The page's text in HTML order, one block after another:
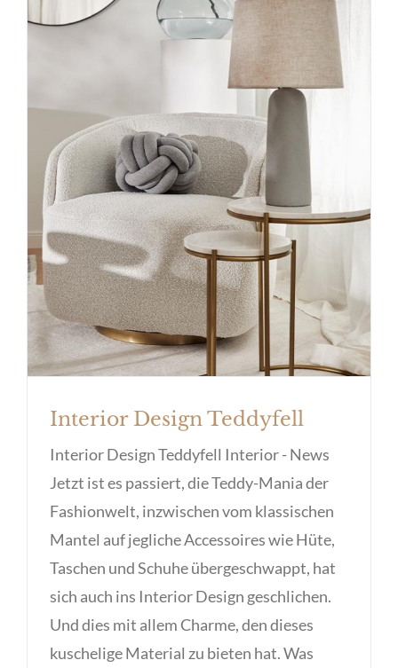
Interior Design Teddyfell
Interior Design Teddyfell
Interior Design Teddyfell Interior - News
Jetzt ist es passiert, die Teddy-Mania der
Fashionwelt, inzwischen vom klassischen
Mantel auf jegliche Accessoires wie Hüte,
Taschen und Schuhe übergeschwappt, hat
sich auch ins Interior Design geschlichen.
Und dies mit allem Charme, den dieses
kuschelige Material zu bieten hat. Was